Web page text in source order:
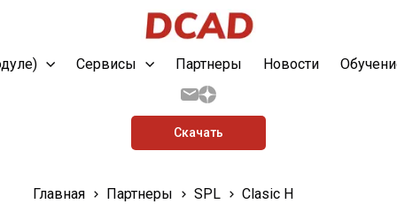
Сервисы Партнеры Новости
Скачать
Главная Партнеры SPL Clasic H